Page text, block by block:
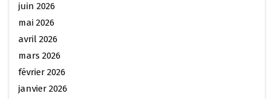
juin 2026
mai 2026
avril 2026
mars 2026
février 2026
janvier 2026